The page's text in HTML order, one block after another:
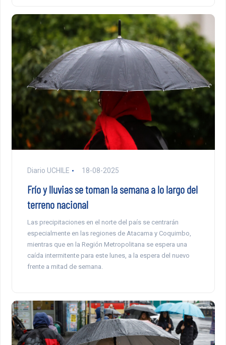
Diario UCHILE 18-08-2025
Frío y lluvias se toman la semana a lo largo del
terreno nacional
Las precipitaciones en el norte del país se centrarán
especialmente en las regiones de Atacama y Coquimbo,
mientras que en la Región Metropolitana se espera una
caída intermitente para este lunes, a la espera del nuevo
frente a mitad de semana.